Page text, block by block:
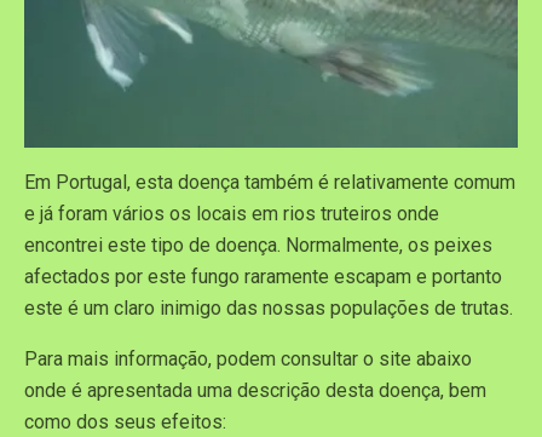
Em Portugal, esta doença também é relativamente comum
e já foram vários os locais em rios truteiros onde
encontrei este tipo de doença. Normalmente, os peixes
afectados por este fungo raramente escapam e portanto
este é um claro inimigo das nossas populações de trutas.
Para mais informação, podem consultar o site abaixo
onde é apresentada uma descrição desta doença, bem
como dos seus efeitos: